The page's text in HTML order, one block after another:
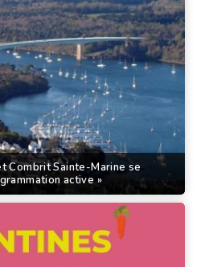
Combrit Sainte-Marine se
active »